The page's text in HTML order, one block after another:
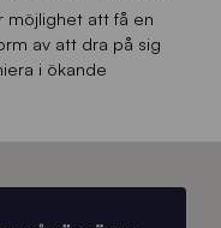
möjlighet att få en
av att dra på sig
i ökande